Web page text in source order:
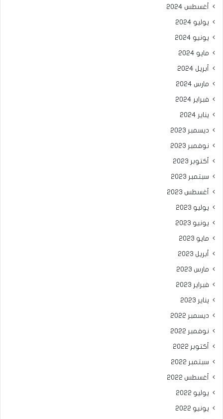
أغسطس 2024
يوليو 2024
يونيو 2024
مايو 2024
أبريل 2024
مارس 2024
فبراير 2024
يناير 2024
ديسمبر 2023
نوفمبر 2023
أكتوبر 2023
سبتمبر 2023
أغسطس 2023
يوليو 2023
يونيو 2023
مايو 2023
أبريل 2023
مارس 2023
فبراير 2023
يناير 2023
ديسمبر 2022
نوفمبر 2022
أكتوبر 2022
سبتمبر 2022
أغسطس 2022
يوليو 2022
يونيو 2022